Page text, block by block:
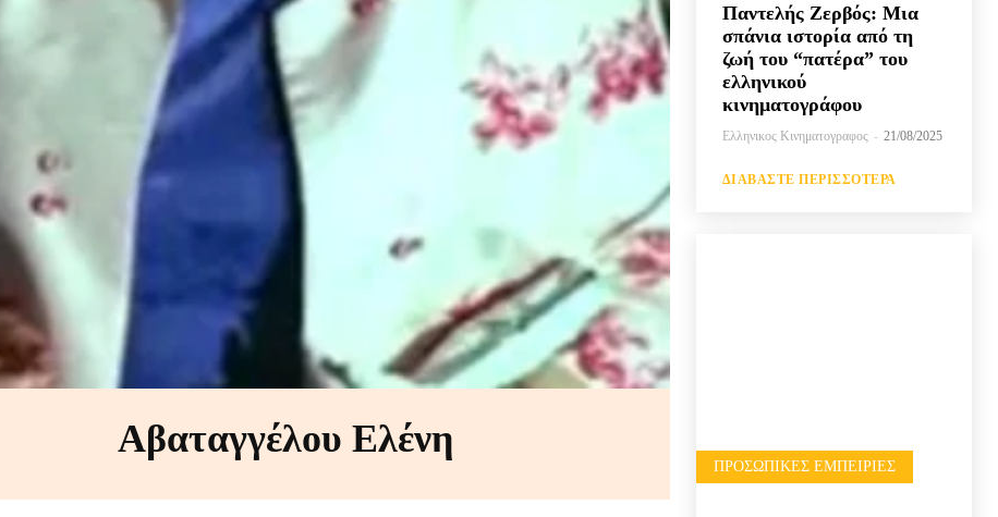
Αβαταγγέλου Ελένη
Παντελής Ζερβός: Μια
σπάνια ιστορία από τη
ζωή του “πατέρα” του
ελληνικού
κινηματογράφου
Ελληνικος Κινηματογραφος - 21/08/2025
ΔΙΑΒΆΣΤΕ ΠΕΡΙΣΣΌΤΕΡΑ
ΠΡΟΣΩΠΙΚΈΣ ΕΜΠΕΙΡΊΕΣ